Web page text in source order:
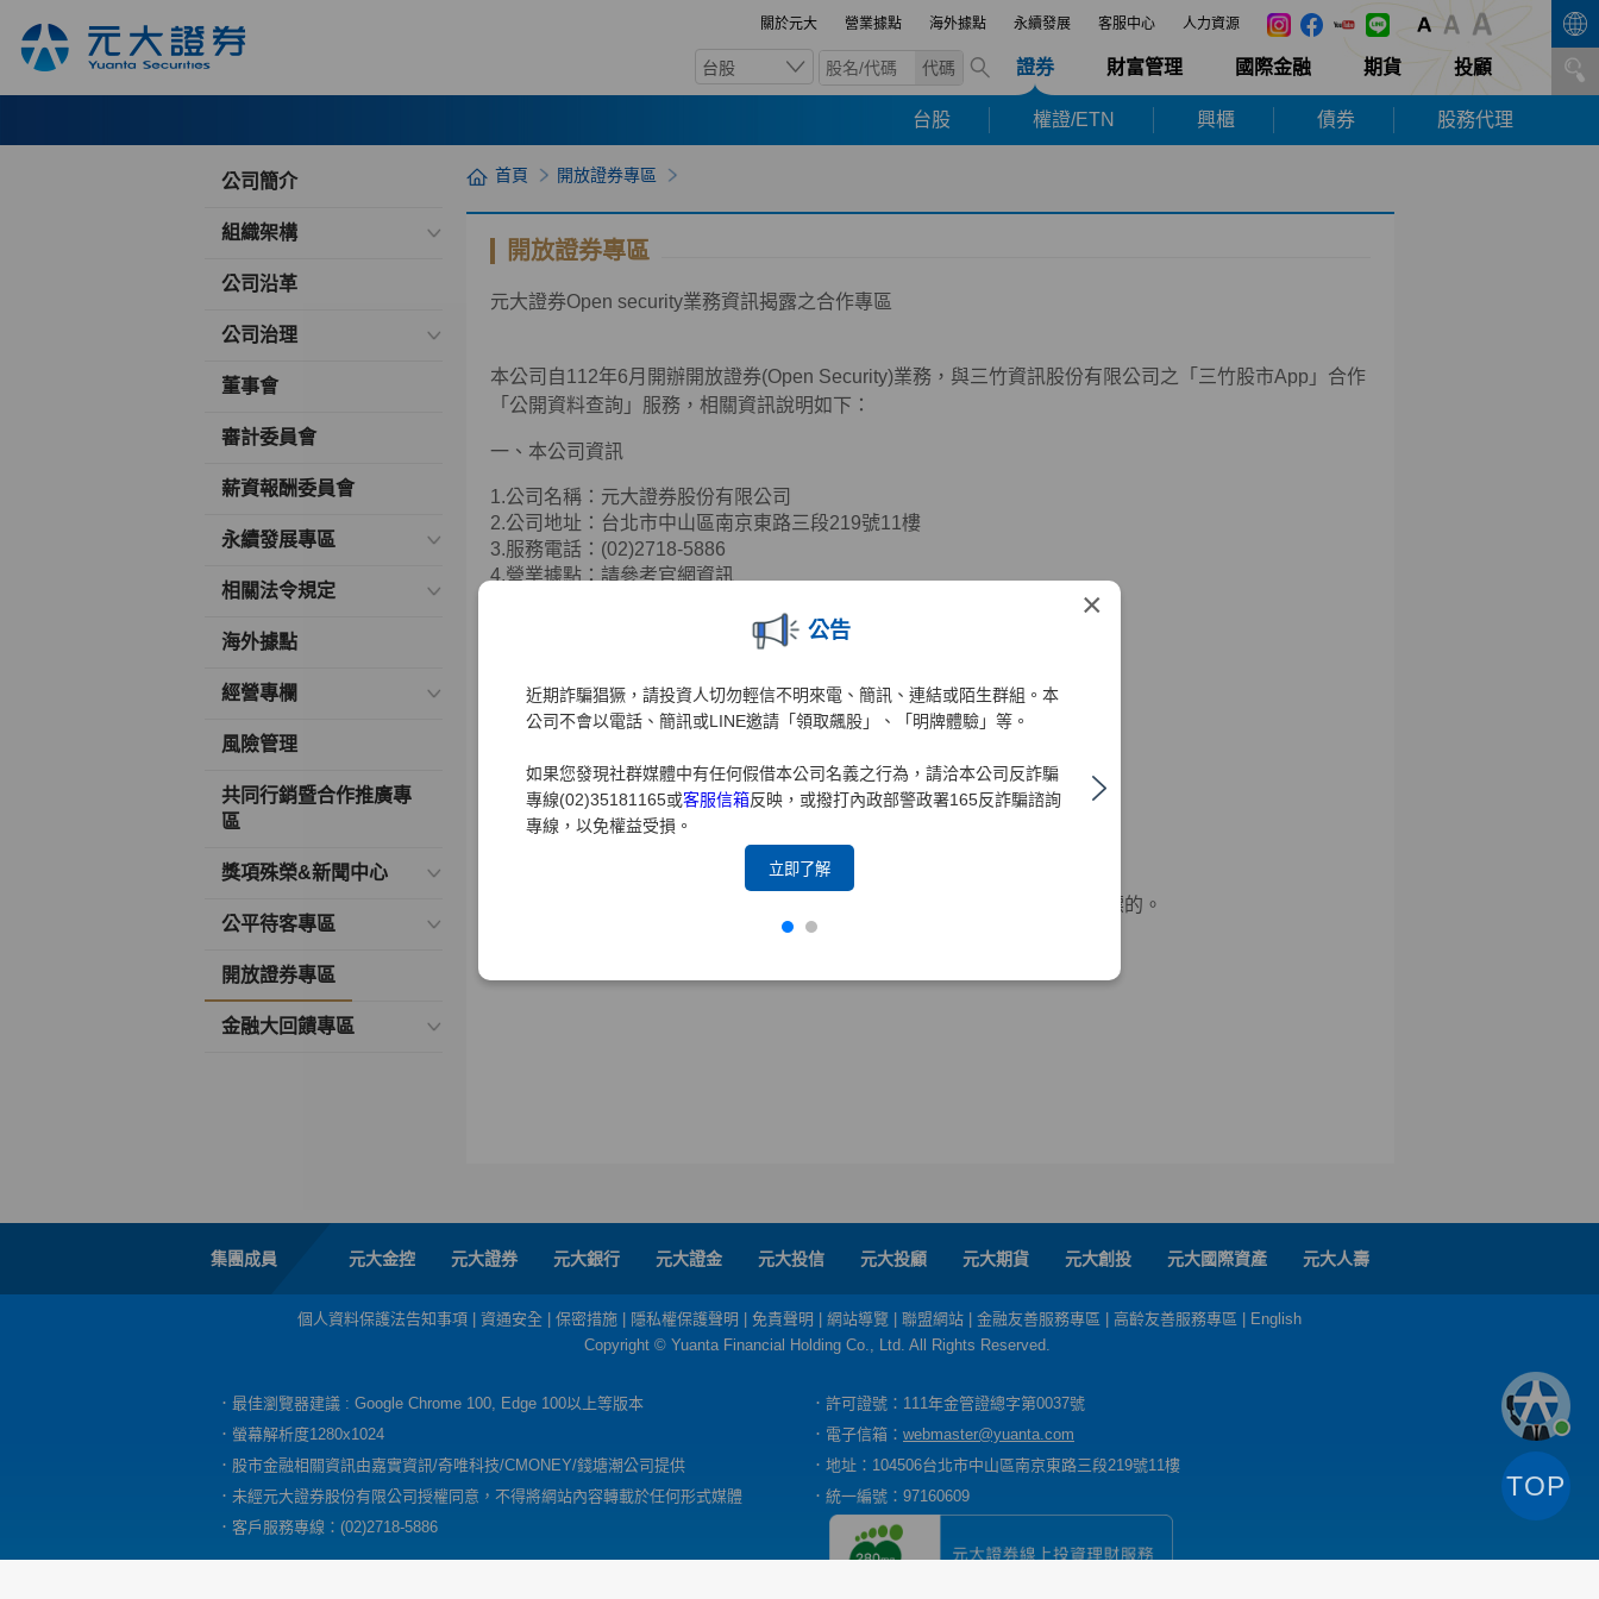
關於元大 營業據點 海外據點 永續發展 客服中心 人力資源
台股 代碼 證券 財富管理 國際金融 期貨 投顧
台股 權證/ETN 興櫃 債券 股務代理
×
公告
近期詐騙猖獗，請投資人切勿輕信不明來電、簡訊、連結或陌生群組。本
公司不會以電話、簡訊或LINE邀請「領取飆股」、「明牌體驗」等。
如果您發現社群媒體中有任何假借本公司名義之行為，請洽本公司反詐騙
專線(02)35181165或客服信箱反映，或撥打內政部警政署165反詐騙諮詢
專線，以免權益受損。
立即了解
公司簡介
組織架構
公司沿革
公司治理
董事會
審計委員會
薪資報酬委員會
永續發展專區
相關法令規定
海外據點
經營專欄
風險管理
共同行銷暨合作推廣專
區
獎項殊榮&新聞中心
公平待客專區
開放證券專區
金融大回饋專區
首頁 開放證券專區
開放證券專區
元大證券Open security業務資訊揭露之合作專區
本公司自112年6月開辦開放證券(Open Security)業務，與三竹資訊股份有限公司之「三竹股市App 」合作
「公開資料查詢」服務，相關資訊說明如下：
一、本公司資訊
1.公司名稱：元大證券股份有限公司
2.公司地址：台北市中山區南京東路三段219號11 樓
3.服務電話： (02)2718-5886
4.營業據點：請參考官網資訊
MainId=00415&C1=2018040209063191&C2=&Level=1
1.公司名稱：三竹資訊股份有限公司
3.服務電話：(02)2563-9999
4.官方網站：https://www.mitake.com.tw/
」中可檢視本公司台股定期定額投資標的、複委託投資標的。
集團成員 元大金控 元大證券 元大銀行 元大證金 元大投信 元大投顧 元大期貨 元大創投 元大國際資產 元大人壽
個人資料保護法告知事項 資通安全 保密措施 隱私權保護聲明 免責聲明 網站導覽 聯盟網站 金融友善服務專區 高齡友善服務專區
English
Copyright © Yuanta Financial Holding Co., Ltd. All Rights Reserved.
．最佳瀏覽器建議 : Google Chrome 100, Edge 100以上等版本
．許可證號：111年金管證總字第0037號
．螢幕解析度1280x1024
．電子信箱： webmaster@yuanta.com
．股市金融相關資訊由嘉實資訊/奇唯科技/CMONEY/錢塘潮公司提供
．地址：104506台北市中山區南京東路三段219號11樓
．未經元大證券股份有限公司授權同意，不得將網站內容轉載於任何形式媒體
．統一編號：97160609
．客戶服務專線：(02)2718-5886
TOP